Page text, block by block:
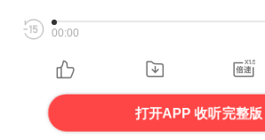
00:00
打开APP 收听完整版